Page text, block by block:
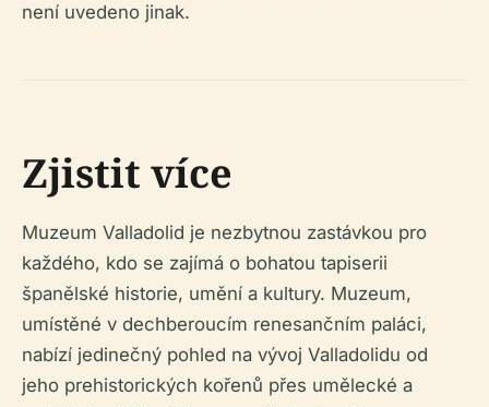
není uvedeno jinak.
Zjistit více
Muzeum Valladolid je nezbytnou zastávkou pro
každého, kdo se zajímá o bohatou tapiserii
španělské historie, umění a kultury. Muzeum,
umístěné v dechberoucím renesančním paláci,
nabízí jedinečný pohled na vývoj Valladolidu od
jeho prehistorických kořenů přes umělecké a